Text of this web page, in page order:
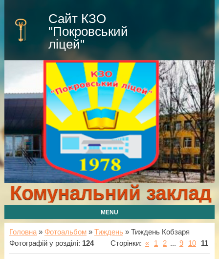
Сайт КЗО
"Покровський
ліцей"
Комунальний заклад
MENU
Головна» Фотоальбом» Тиждень» Тиждень Кобзаря
Фотографій у розділі: 124 Сторінки: « 1 2 ... 9 10 11